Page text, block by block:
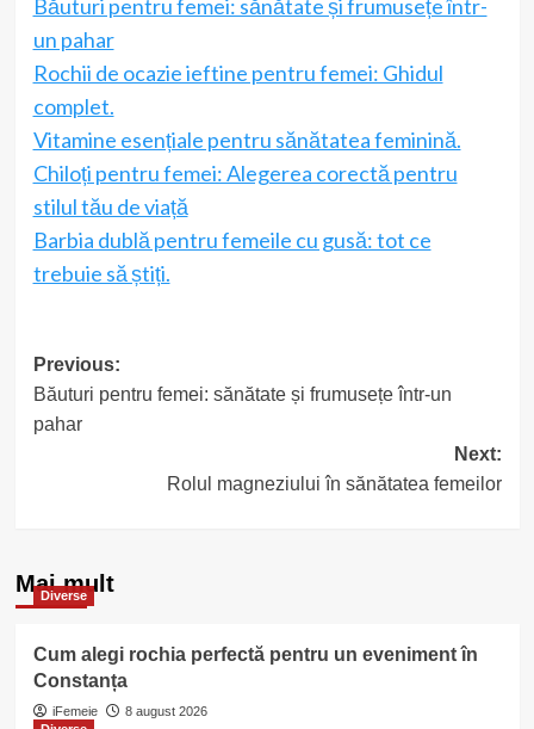
Băuturi pentru femei: sănătate și frumusețe într-
un pahar
Rochii de ocazie ieftine pentru femei: Ghidul
complet.
Vitamine esențiale pentru sănătatea feminină.
Chiloți pentru femei: Alegerea corectă pentru
stilul tău de viață
Barbia dublă pentru femeile cu gusă: tot ce
trebuie să știți.
Post
navigation
Previous:
Băuturi pentru femei: sănătate și frumusețe într-un
pahar
Next:
Rolul magneziului în sănătatea femeilor
Mai mult
Diverse
Cum alegi rochia perfectă pentru un eveniment în
Constanța
iFemeie
8 august 2026